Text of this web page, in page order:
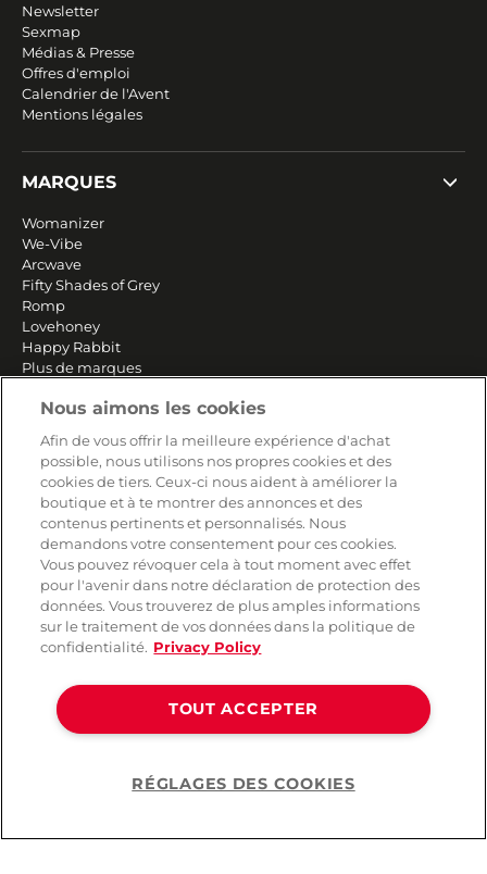
Newsletter
Sexmap
Médias & Presse
Offres d'emploi
Calendrier de l'Avent
Mentions légales
MARQUES
Womanizer
We-Vibe
Arcwave
Fifty Shades of Grey
Romp
Lovehoney
Happy Rabbit
Plus de marques
SERVICE
Livraison rapide et gratuite
Retours & remboursements
Paiement sécurisé
AIDE
Contact
Livraison et expédition
Foire aux questions
Protection des données
©2026 Lovehoney Group Switzerland AG. Tous droits réservés.
Nous aimons les cookies
Afin de vous offrir la meilleure expérience d'achat
possible, nous utilisons nos propres cookies et des
cookies de tiers. Ceux-ci nous aident à améliorer la
boutique et à te montrer des annonces et des
contenus pertinents et personnalisés. Nous
demandons votre consentement pour ces cookies.
Vous pouvez révoquer cela à tout moment avec effet
pour l'avenir dans notre déclaration de protection des
données. Vous trouverez de plus amples informations
sur le traitement de vos données dans la politique de
confidentialité. Privacy Policy
TOUT ACCEPTER
RÉGLAGES DES COOKIES